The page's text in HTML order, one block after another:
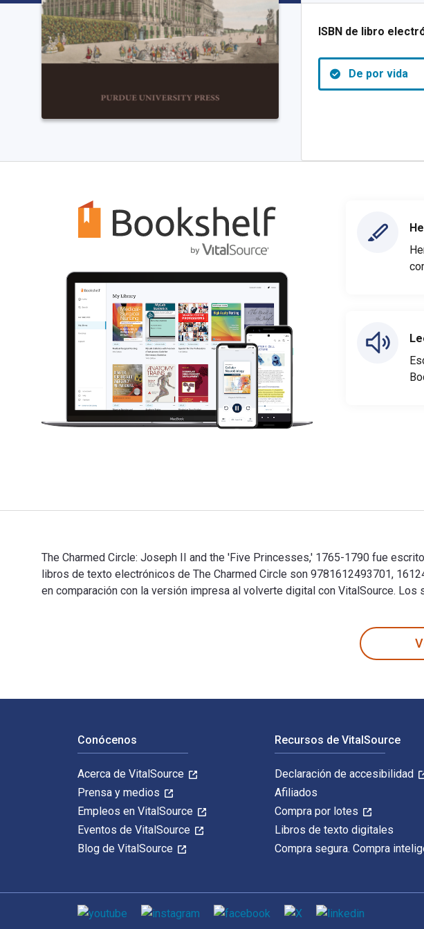
ISBN de libro
De por vida
The Charmed Circle: Joseph II and the 'Five Princesses,' 1765-1790 fue
libros de texto electrónicos de The Charmed Circle son 9781612493701,
en comparación con la versión impresa al volverte digital con VitalSource.
Conócenos
Acerca de VitalSource
Prensa y medios
Empleos en VitalSource
Eventos de VitalSource
Blog de VitalSource
Recursos de VitalSource
Declaración de accesibilidad
Afiliados
Compra por lotes
Libros de texto digitales
Compra segura. Compra
Medios de comunicación social